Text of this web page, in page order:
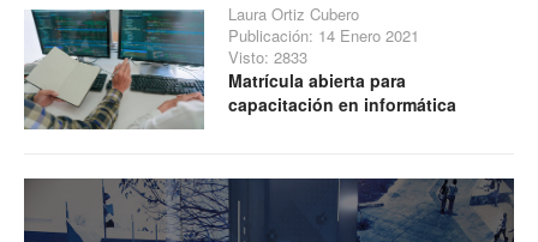
Laura Ortiz Cubero
Publicación: 14 Enero 2021
Visto: 2833
Matrícula abierta para
capacitación en informática